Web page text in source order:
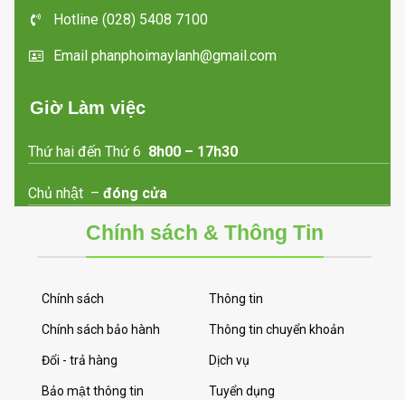
Hotline (028) 5408 7100
Email phanphoimaylanh@gmail.com
Giờ Làm việc
Thứ hai đến Thứ 6 8h00 – 17h30
Chủ nhật –đóng cửa
Chính sách & Thông Tin
Chính sách
Chính sách bảo hành
Đổi - trả hàng
Bảo mật thông tin
Thông tin
Thông tin chuyển khoản
Dịch vụ
Tuyển dụng